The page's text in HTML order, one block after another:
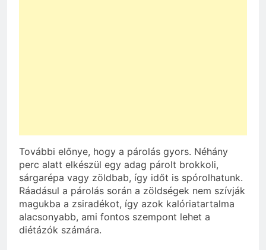
További előnye, hogy a párolás gyors. Néhány
perc alatt elkészül egy adag párolt brokkoli,
sárgarépa vagy zöldbab, így időt is spórolhatunk.
Ráadásul a párolás során a zöldségek nem szívják
magukba a zsiradékot, így azok kalóriatartalma
alacsonyabb, ami fontos szempont lehet a
diétázók számára.